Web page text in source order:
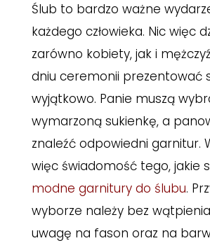
Ślub to bardzo ważne
każdego człowieka. Nic więc
zarówno kobiety, jak i
dniu ceremonii prezentować
wyjątkowo. Panie muszą
wymarzoną sukienkę, a
znaleźć odpowiedni garnitur.
więc świadomość tego, jakie
modne garnitury do ślubu.
wyborze należy bez
uwagę na fason oraz na